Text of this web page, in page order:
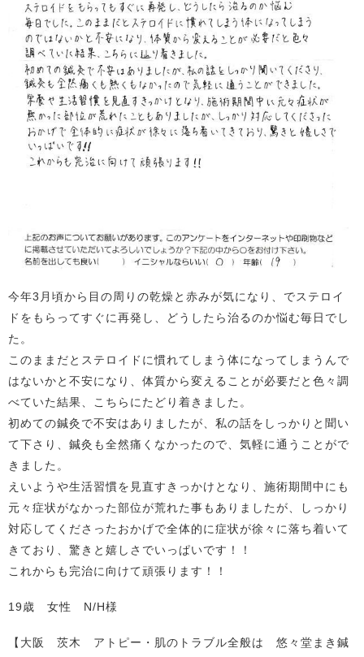
今年3月頃から目の周りの乾燥と赤みが気になり、でステロイ
ドをもらってすぐに再発し、どうしたら治るのか悩む毎日でし
た。
このままだとステロイドに慣れてしまう体になってしまうんで
はないかと不安になり、体質から変えることが必要だと色々調
べていた結果、こちらにたどり着きました。
初めての鍼灸で不安はありましたが、私の話をしっかりと聞い
て下さり、鍼灸も全然痛くなかったので、気軽に通うことがで
きました。
えいようや生活習慣を見直すきっかけとなり、施術期間中にも
元々症状がなかった部位が荒れた事もありましたが、しっかり
対応してくださったおかげで全体的に症状が徐々に落ち着いて
きており、驚きと嬉しさでいっぱいです！！
これからも完治に向けて頑張ります！！
19歳 女性 N/H様
【大阪 茨木 アトピー・肌のトラブル全般は 悠々堂まき鍼